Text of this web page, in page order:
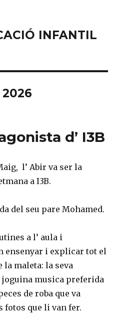
INFANTIL
d’ I3B
l’ Abir va ser la
a I3B.
del seu pare Mohamed.
a l’ aula i
ensenyar i explicar tot el
la maleta: la seva
joguina musica preferida
de roba que va
que li van fer.